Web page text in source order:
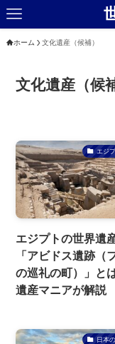
ホーム 文化遺産（候補）
文化遺産（候
エジ
エジプトの世界遺
「アビドス遺跡（
の巡礼の町）」と
遺産マニアが解説
日本